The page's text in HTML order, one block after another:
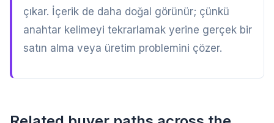
çıkar. İçerik de daha doğal görünür; çünkü
anahtar kelimeyi tekrarlamak yerine gerçek bir
satın alma veya üretim problemini çözer.